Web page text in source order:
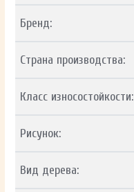
Бренд:
Страна производства:
Класс износостойкости:
Рисунок:
Вид дерева: